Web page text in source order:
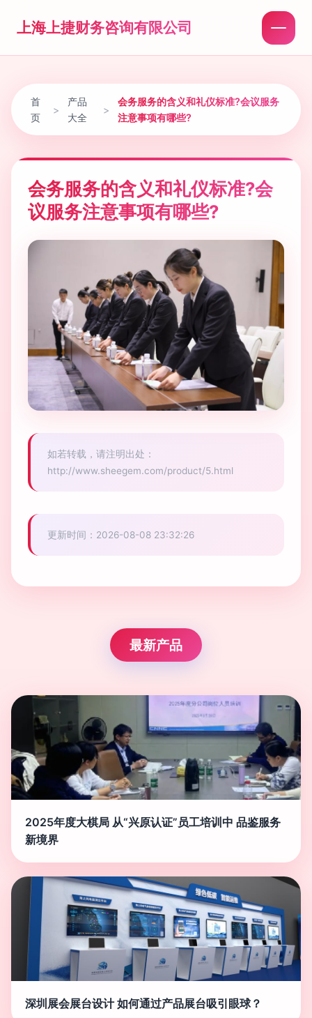
上海上捷财务咨询有限公司
首
页
>
产品
大全
>
会务服务的含义和礼仪标准?会议服务
注意事项有哪些?
会务服务的含义和礼仪标准?会
议服务注意事项有哪些?
如若转载，请注明出处：
http://www.sheegem.com/product/5.html
更新时间：2026-08-08 23:32:26
最新产品
2025年度大棋局 从“兴原认证”员工培训中 品鉴服务
新境界
深圳展会展台设计 如何通过产品展台吸引眼球？